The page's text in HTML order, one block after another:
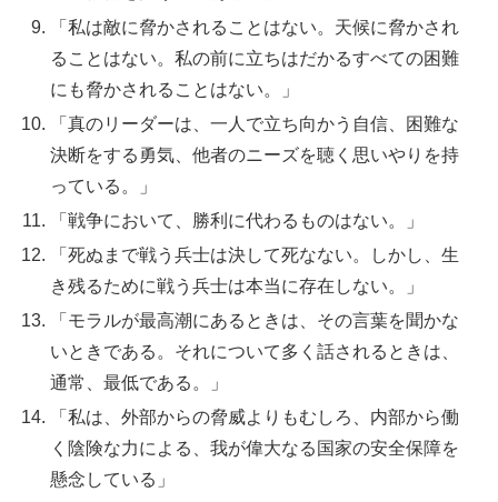
「私は敵に脅かされることはない。天候に脅かされ
ることはない。私の前に立ちはだかるすべての困難
にも脅かされることはない。」
「真のリーダーは、一人で立ち向かう自信、困難な
決断をする勇気、他者のニーズを聴く思いやりを持
っている。」
「戦争において、勝利に代わるものはない。」
「死ぬまで戦う兵士は決して死なない。しかし、生
き残るために戦う兵士は本当に存在しない。」
「モラルが最高潮にあるときは、その言葉を聞かな
いときである。それについて多く話されるときは、
通常、最低である。」
「私は、外部からの脅威よりもむしろ、内部から働
く陰険な力による、我が偉大なる国家の安全保障を
懸念している」